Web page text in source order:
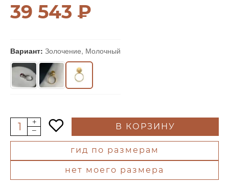
39 543 ₽
Вариант: Золочение, Молочный
В КОРЗИНУ
гид по размерам
нет моего размера